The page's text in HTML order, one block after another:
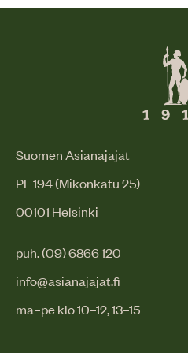
Suomen Asianajajat
PL 194 (Mikonkatu 25)
00101 Helsinki
puh. (09) 6866 120
info@asianajajat.fi
ma–pe klo 10–12, 13–15